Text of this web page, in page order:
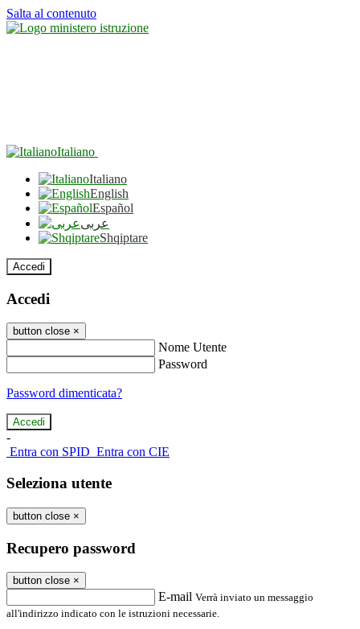
Salta al contenuto
Italiano
Italiano
English
Español
عربى
Shqiptare
Accedi
Accedi
button close ×
Nome Utente
Password
Password dimenticata?
-
Entra con SPID Entra con CIE
Seleziona utente
button close ×
Recupero password
button close ×
E-mail Verrà inviato un messaggio
all'indirizzo indicato con le istruzioni necessarie.